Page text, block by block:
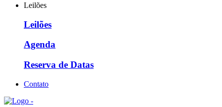
Leilões
Leilões
Agenda
Reserva de Datas
Contato